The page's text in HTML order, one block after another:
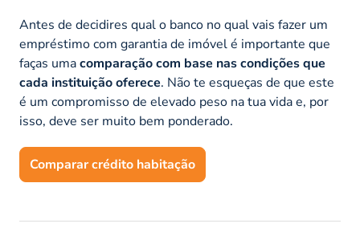
Antes de decidires qual o banco no qual vais fazer um
empréstimo com garantia de imóvel é importante que
faças umacomparação com base nas condições que
cada instituição oferece. Não te esqueças de que este
é um compromisso de elevado peso na tua vida e, por
isso, deve ser muito bem ponderado.
Comparar crédito habitação